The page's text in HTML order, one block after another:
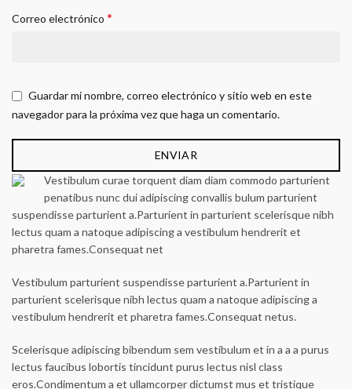
Correo electrónico *
Guardar mi nombre, correo electrónico y sitio web en este
navegador para la próxima vez que haga un comentario.
Vestibulum curae torquent diam diam commodo parturient
penatibus nunc dui adipiscing convallis bulum parturient
suspendisse parturient a.Parturient in parturient scelerisque nibh
lectus quam a natoque adipiscing a vestibulum hendrerit et
pharetra fames.Consequat net
Vestibulum parturient suspendisse parturient a.Parturient in
parturient scelerisque nibh lectus quam a natoque adipiscing a
vestibulum hendrerit et pharetra fames.Consequat netus.
Scelerisque adipiscing bibendum sem vestibulum et in a a a purus
lectus faucibus lobortis tincidunt purus lectus nisl class
eros.Condimentum a et ullamcorper dictumst mus et tristique